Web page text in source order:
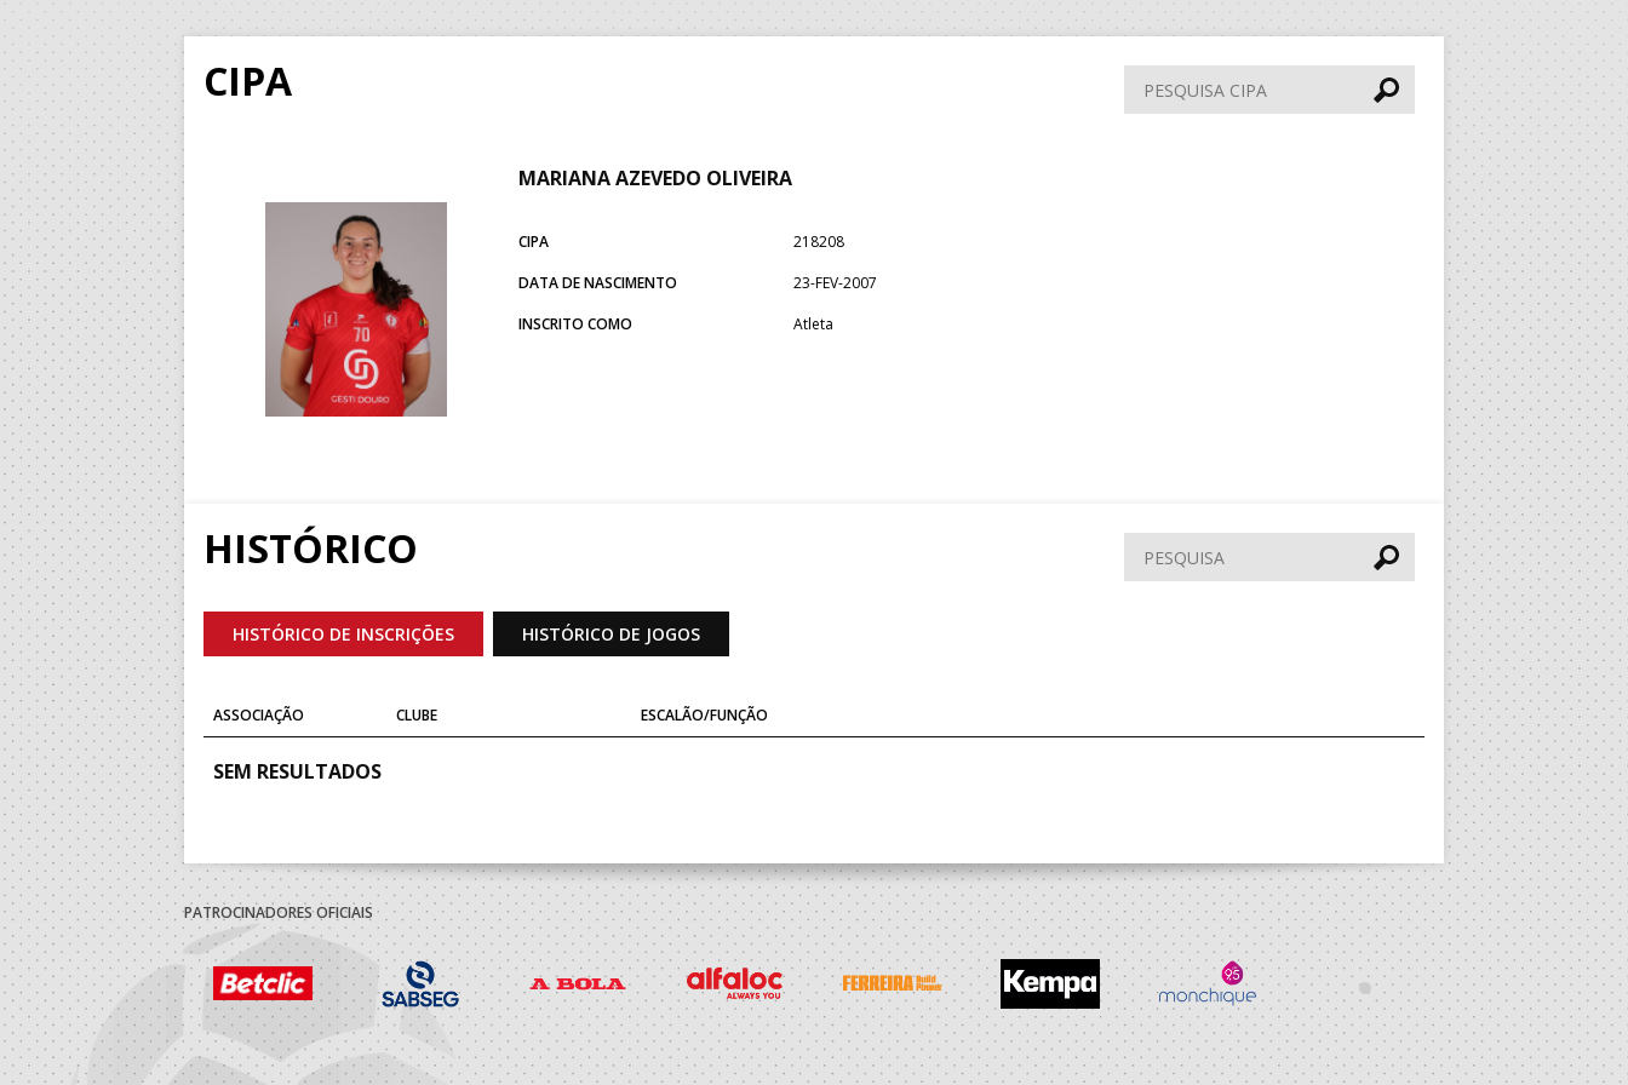
CIPA
Pesquisa
CIPA
MARIANA AZEVEDO OLIVEIRA
CIPA
218208
DATA DE NASCIMENTO
23-FEV-2007
INSCRITO COMO
Atleta
HISTÓRICO Pesquisar
HISTÓRICO DE INSCRIÇÕES HISTÓRICO DE JOGOS
ASSOCIAÇÃO CLUBE ESCALÃO/FUNÇÃO
SEM RESULTADOS
PATROCINADORES OFICIAIS